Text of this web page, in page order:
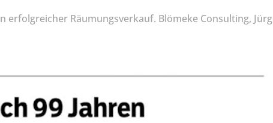
erfolgreicher Räumungsverkauf. Blömeke Consulting,